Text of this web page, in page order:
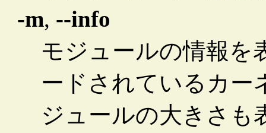
-m, --info
モジュールの情報を
ードされているカー
ジュールの大きさも